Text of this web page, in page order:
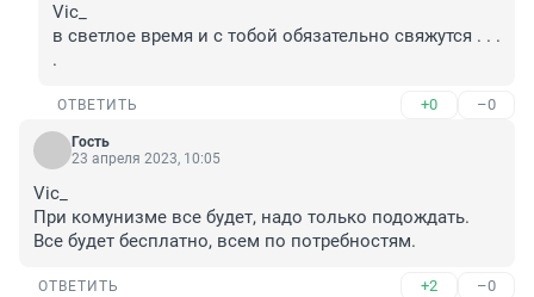
Vic_
в светлое время и с тобой обязательно свяжутся . . .
.
ОТВЕТИТЬ +0 –0
Гость
23 апреля 2023, 10:05
Vic_
При комунизме все будет, надо только подождать.
Все будет бесплатно, всем по потребностям.
ОТВЕТИТЬ +2 –0